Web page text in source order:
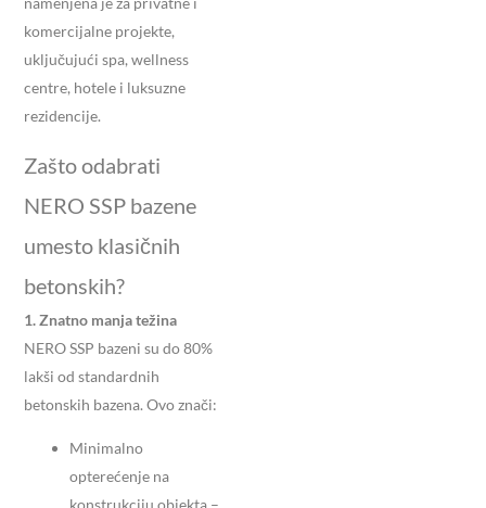
komercijalne projekte,
uključujući spa, wellness
centre, hotele i luksuzne
rezidencije.
Zašto odabrati
NERO SSP bazene
umesto klasičnih
betonskih?
1. Znatno manja težina
NERO SSP bazeni su do 80%
lakši od standardnih
betonskih bazena. Ovo znači:
Minimalno
opterećenje na